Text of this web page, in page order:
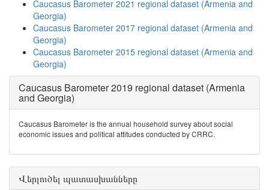
Caucasus Barometer 2021 regional dataset (Armenia and
Georgia)
Caucasus Barometer 2017 regional dataset (Armenia and
Georgia)
Caucasus Barometer 2015 regional dataset (Armenia and
Georgia)
Caucasus Barometer 2019 regional dataset (Armenia
and Georgia)
Caucasus Barometer is the annual household survey about social
economic issues and political attitudes conducted by CRRC.
Վերլուծել պատասխանները